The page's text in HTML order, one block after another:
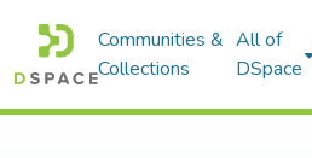
Communities &
Collections
All of
DSpace